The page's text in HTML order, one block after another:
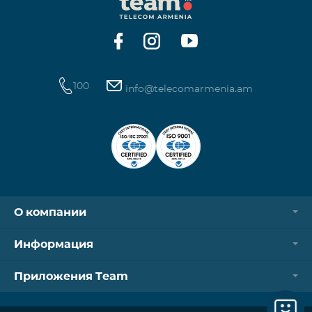
операторов. Для корректной идентификации Wi-
Fi и VPN должны быть отключен
100 info@telecomarmenia.am
О компании
Информация
Приложения Team